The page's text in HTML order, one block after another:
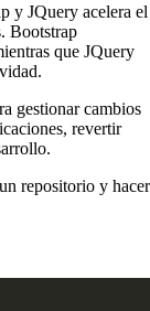
y JQuery acelera el
Bootstrap
que JQuery
gestionar cambios
revertir
repositorio y hacer